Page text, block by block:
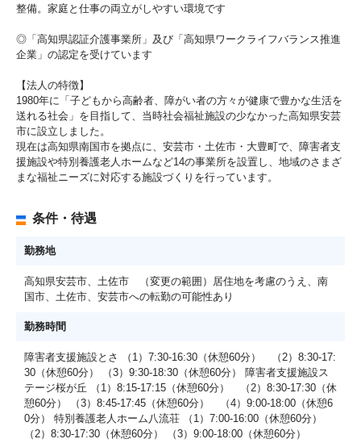
整備。家庭と仕事の両立がしやすい環境です
◎「高知県認証介護事業所」及び「高知県ワークライフバランス推進
企業」の認定を受けています
【法人の特徴】
1980年に「子どもから高齢者、障がい者の方々が健康で豊かな生活を
送れる社会」を目指して、当時社会福祉施設の少なかった高知県安芸
市に設立しました。
現在は高知県南国市を拠点に、安芸市・土佐市・大豊町で、障害者支
援施設や特別養護老人ホームなど14の事業所を設置し、地域のさまざ
まな福祉ニーズに対応する施設づくりを行っています。
条件・待遇
勤務地
高知県安芸市、土佐市 （変更の範囲）居住地を考慮のうえ、南
国市、土佐市、安芸市への転勤の可能性あり
勤務時間
障害者支援施設とさ （1）7:30-16:30（休憩60分） （2）8:30-17:
30（休憩60分） （3）9:30-18:30（休憩60分） 障害者支援施設ス
テージ桜が丘 （1）8:15-17:15（休憩60分） （2）8:30-17:30（休
憩60分） （3）8:45-17:45（休憩60分） （4）9:00-18:00（休憩6
0分） 特別養護老人ホーム八流荘 （1）7:00-16:00（休憩60分）
（2）8:30-17:30（休憩60分） （3）9:00-18:00（休憩60分）